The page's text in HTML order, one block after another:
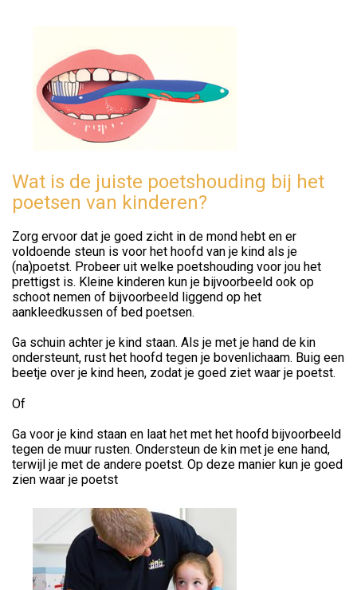
Wat is de juiste poetshouding bij het
poetsen van kinderen?
Zorg ervoor dat je goed zicht in de mond hebt en er
voldoende steun is voor het hoofd van je kind als je
(na)poetst. Probeer uit welke poetshouding voor jou het
prettigst is. Kleine kinderen kun je bijvoorbeeld ook op
schoot nemen of bijvoorbeeld liggend op het
aankleedkussen of bed poetsen.
Ga schuin achter je kind staan. Als je met je hand de kin
ondersteunt, rust het hoofd tegen je bovenlichaam. Buig een
beetje over je kind heen, zodat je goed ziet waar je poetst.
Of
Ga voor je kind staan en laat het met het hoofd bijvoorbeeld
tegen de muur rusten. Ondersteun de kin met je ene hand,
terwijl je met de andere poetst. Op deze manier kun je goed
zien waar je poetst